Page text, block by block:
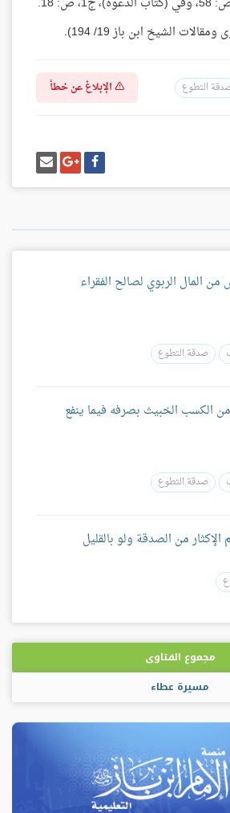
الشيخ ابن باز 19/ 194).
التطوع الإبلاغ عن خطأ
شارك
على
فيسبوك
شارك
على
غوغل
بلس
إرسل
إيميل
المال الربوي لصالح الفقراء
صدقة التطوع
الكسب الخبيث بصرفه فيما ينفع
صدقة التطوع
من الصدقة ولو بالقليل
مجموع الفتاوى
مسيرة عطاء